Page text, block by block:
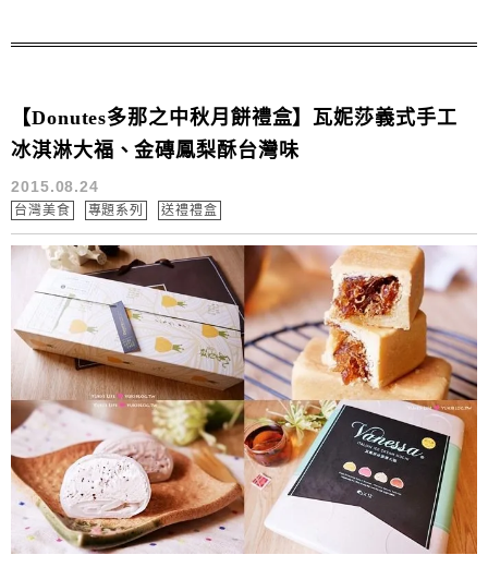
【Donutes多那之中秋月餅禮盒】瓦妮莎義式手工
冰淇淋大福、金磚鳳梨酥台灣味
2015.08.24
台灣美食 專題系列 送禮禮盒